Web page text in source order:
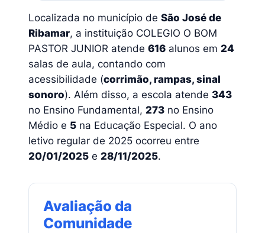
Localizada no município de São José de
Ribamar, a instituição COLEGIO O BOM
PASTOR JUNIOR atende 616 alunos em 24
salas de aula, contando com
acessibilidade (corrimão, rampas, sinal
sonoro). Além disso, a escola atende 343
no Ensino Fundamental, 273 no Ensino
Médio e 5 na Educação Especial. O ano
letivo regular de 2025 ocorreu entre
20/01/2025 e 28/11/2025.
Avaliação da
Comunidade